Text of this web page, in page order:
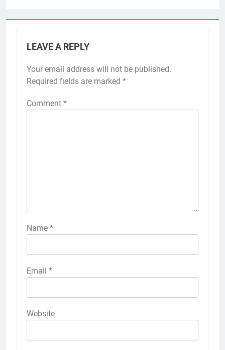
LEAVE A REPLY
Your email address will not be published.
Required fields are marked *
Comment *
Name *
Email *
Website